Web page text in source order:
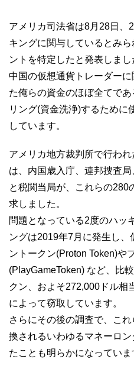
アメリカ司法省は8月28日、
キングに関与しているとみ
ントを特定したと発表しまし
中国の仮想通貨トレーダー
た俺らの資金のほぼ全てで
リング(資金洗浄)するために
しています。
アメリカ地方裁判所で行わ
は、内国歳入庁、連邦捜査
と税関当局が、これらの280
求しました。
問題となっている2度のハッ
ングは2019年7月に発生し、
ントークン(Proton Token)や
(PlayGameToken) など、比
クン、およそ272,000ドル相
によって窃取しています。
さらにその後の調査で、こ
換されるいわゆるマネーロ
たことも明らかになっていま